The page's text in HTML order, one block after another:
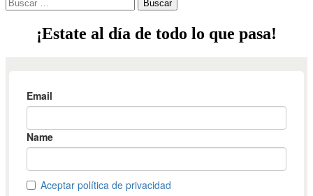
¡Estate al día de todo lo que pasa!